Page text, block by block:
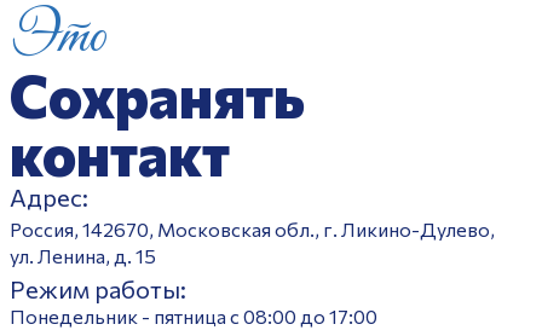
Это
Сохранять
контакт
Адрес:
Россия, 142670, Московская обл., г. Ликино-Дулево,
ул. Ленина, д. 15
Режим работы:
Понедельник - пятница с 08:00 до 17:00